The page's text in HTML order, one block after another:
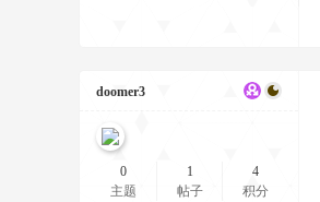
doomer3
0
主题
1
帖子
4
积分